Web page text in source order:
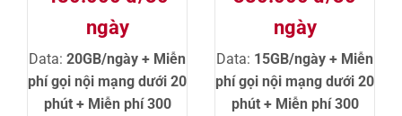
ngày
Data: 20GB/ngày + Miễn
phí gọi nội mạng dưới 20
phút + Miễn phí 300
ngày
Data: 15GB/ngày + Miễn
phí gọi nội mạng dưới 20
phút + Miễn phí 300